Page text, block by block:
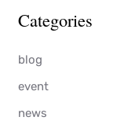
Categories
blog
event
news